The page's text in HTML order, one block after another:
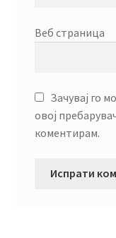
Веб страница
Зачувај го
овој
коментирам.